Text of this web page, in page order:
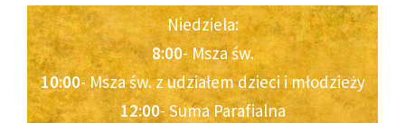
Niedziela:
8:00- Msza św.
10:00- Msza św. z udziałem dzieci i młodzieży
12:00- Suma Parafialna